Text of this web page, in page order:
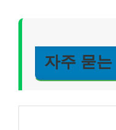
자주 묻는